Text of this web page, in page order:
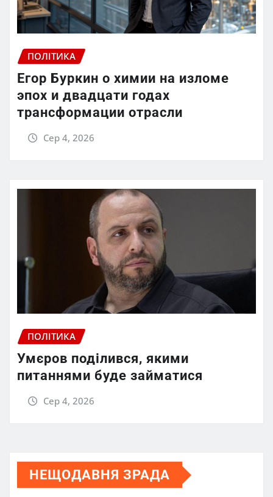
ПОЛІТИКА
Егор Буркин о химии на изломе
эпох и двадцати годах
трансформации отрасли
Сер 4, 2026
ПОЛІТИКА
Умєров поділився, якими
питаннями буде займатися
Сер 4, 2026
НЕЩОДАВНЯ ЗРАДА